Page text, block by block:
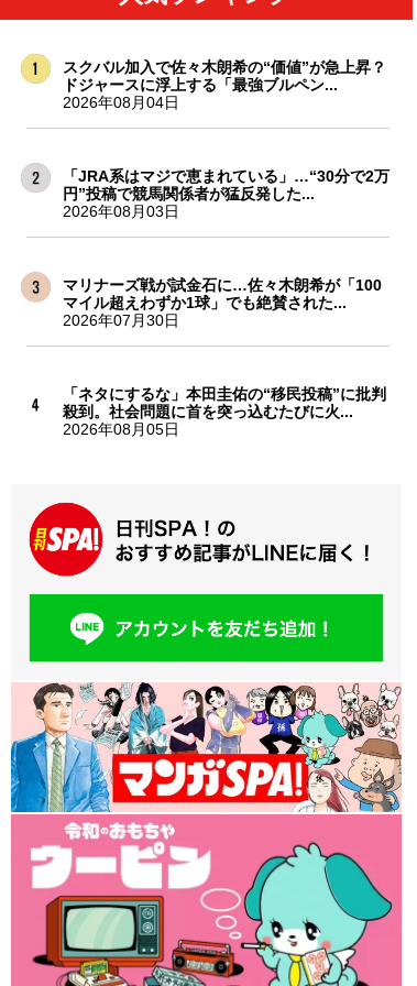
スクバル加入で佐々木朗希の“価値”が急上昇？
ドジャースに浮上する「最強ブルペン...
2026年08月04日
「JRA系はマジで恵まれている」…“30分で2万
円”投稿で競馬関係者が猛反発した...
2026年08月03日
マリナーズ戦が試金石に…佐々木朗希が「100
マイル超えわずか1球」でも絶賛された...
2026年07月30日
「ネタにするな」本田圭佑の“移民投稿”に批判
殺到。社会問題に首を突っ込むたびに火...
2026年08月05日